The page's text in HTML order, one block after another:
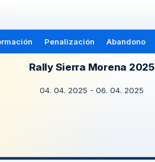
Penalización Abandono
Rally Sierra Morena 2025
04. 04. 2025 - 06. 04. 2025